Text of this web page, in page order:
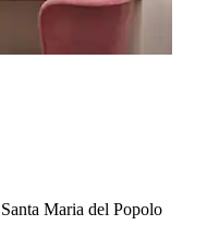
Maria del Popolo